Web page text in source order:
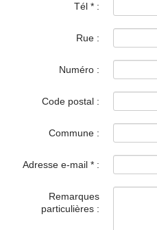
Tél * :
Rue :
Numéro :
Code postal :
Commune :
Adresse e-mail * :
Remarques
particulières :